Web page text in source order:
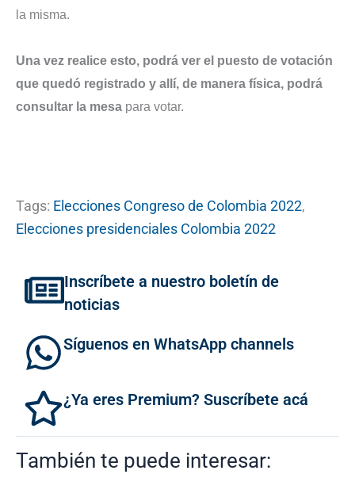
la misma.
Una vez realice esto, podrá ver el puesto de votación
que quedó registrado y allí, de manera física, podrá
consultar la mesa para votar.
Tags: Elecciones Congreso de Colombia 2022,
Elecciones presidenciales Colombia 2022
Inscríbete a nuestro boletín de
noticias
Síguenos en WhatsApp channels
¿Ya eres Premium? Suscríbete acá
También te puede interesar: